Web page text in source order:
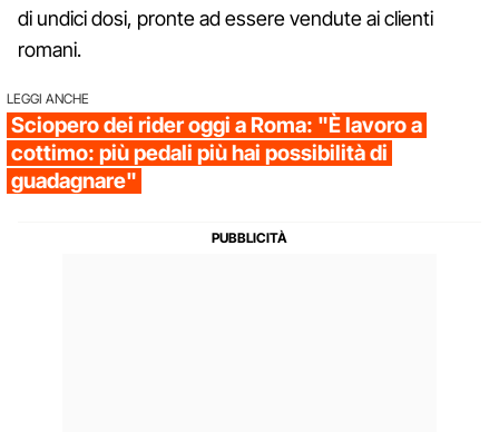
di undici dosi, pronte ad essere vendute ai clienti
romani.
LEGGI ANCHE
Sciopero dei rider oggi a Roma: "È lavoro a
cottimo: più pedali più hai possibilità di
guadagnare"